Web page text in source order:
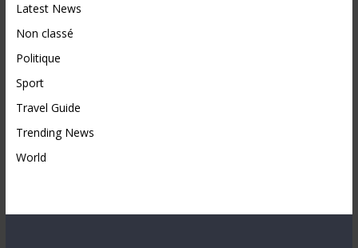
Latest News
Non classé
Politique
Sport
Travel Guide
Trending News
World